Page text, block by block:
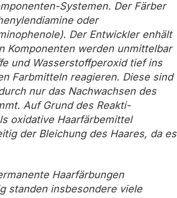
Systemen. Der Färber
oder
Der Entwickler enhält
Komponenten werden unmittelbar
und Wasserstoffperoxid tief ins
Farbmitteln reagieren. Diese sind
nur das Nachwachsen des
Auf Grund des Reakti-
oxidative Haarfärbemittel
der Bleichung des Haares, da es
Haarfärbungen
standen insbesondere viele